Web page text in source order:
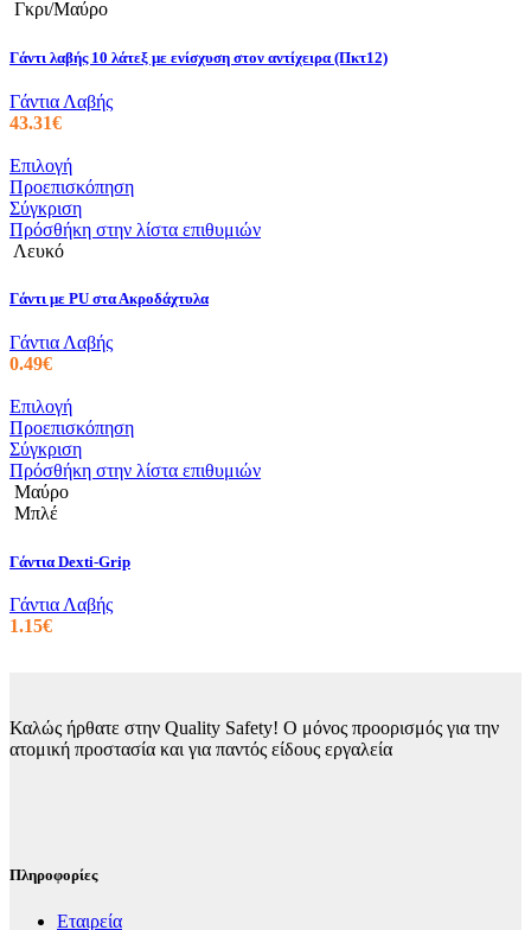
πολλαπλές
Οι
επιλογές
μπορούν
να
σελίδα
του
προϊόντος
Γκρι/Μαύρο
Γάντι λαβής 10 λάτεξ με ενίσχυση στον αντίχειρα (Πκτ12)
Γάντια Λαβής
43.31€
ΕπιλογήΑυτό
το
προϊόν
έχει
Οι
μπορούν
να
σελίδα
του
προϊόντος
Προεπισκόπηση
Σύγκριση
Πρόσθήκη στην λίστα επιθυμιών
Λευκό
Γάντι με PU στα Ακροδάχτυλα
Γάντια Λαβής
0.49€
ΕπιλογήΑυτό
το
προϊόν
έχει
επιλογές
μπορούν
να
επιλεγούν
Προεπισκόπηση
Σύγκριση
Πρόσθήκη στην λίστα επιθυμιών
Μαύρο
Μπλέ
Γάντια Dexti-Grip
Γάντια Λαβής
1.15€
Καλώς ήρθατε στην Quality Safety! Ο μόνος προορισμός για την
ατομική προστασία και για παντός είδους εργαλεία
Πληροφορίες
Εταιρεία